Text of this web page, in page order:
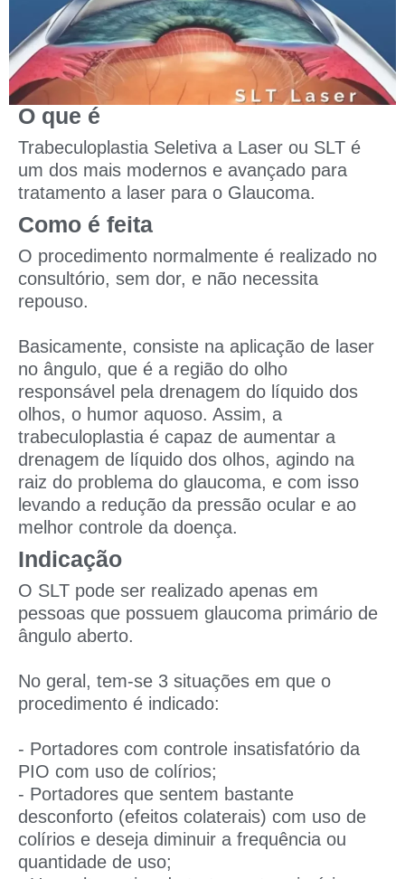
O que é
Trabeculoplastia Seletiva a Laser ou SLT é
um dos mais modernos e avançado para
tratamento a laser para o Glaucoma.
Como é feita
O procedimento normalmente é realizado no
consultório, sem dor, e não necessita
repouso.
Basicamente, consiste na aplicação de laser
no ângulo, que é a região do olho
responsável pela drenagem do líquido dos
olhos, o humor aquoso. Assim, a
trabeculoplastia é capaz de aumentar a
drenagem de líquido dos olhos, agindo na
raiz do problema do glaucoma, e com isso
levando a redução da pressão ocular e ao
melhor controle da doença.
Indicação
O SLT pode ser realizado apenas em
pessoas que possuem glaucoma primário de
ângulo aberto.
No geral, tem-se 3 situações em que o
procedimento é indicado:
- Portadores com controle insatisfatório da
PIO com uso de colírios;
- Portadores que sentem bastante
desconforto (efeitos colaterais) com uso de
colírios e deseja diminuir a frequência ou
quantidade de uso;